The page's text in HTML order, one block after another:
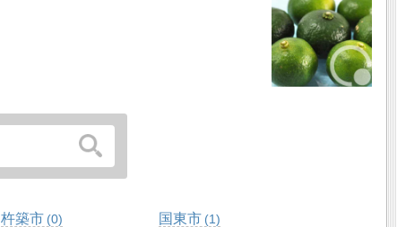
杵築市 0 国東市 1